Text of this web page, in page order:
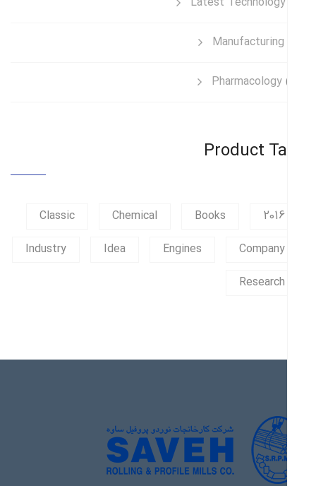
Manufacturing
Pharmacology
Product
Books
Chemical
Classic
Company
Engines
Industry
Research